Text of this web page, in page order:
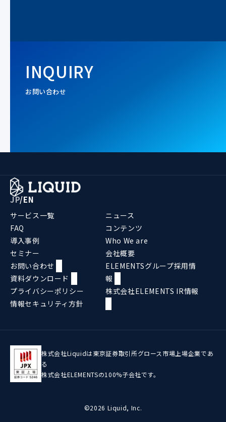
INQUIRY
お問い合わせ
JP/EN
サービス一覧
FAQ
導入事例
セミナー
ニュース
コンテンツ
Who We are
会社概要
お問い合わせ
資料ダウンロード
プライバシーポリシー
情報セキュリティ方針
ELEMENTSグループ採用情
報
株式会社ELEMENTS IR情報
株式会社Liquidは東京証券取引所グロース市場上場企業であ
る
株式会社ELEMENTSの100%子会社です。
©2026 Liquid, Inc.